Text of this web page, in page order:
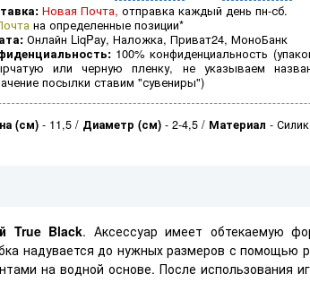
Новая Почта, отправка каждый день пн-сб.
на определенные позиции*
Онлайн LiqPay, Наложка, Приват24, МоноБанк
100% конфиденциальность (
или черную пленку, не указываем
посылки ставим "сувениры")
(см) - 11,5 Диаметр (см) - 2-4,5 Материал -
True Black. Аксессуар имеет обтекаемую
надувается до нужных размеров с помощью
на водной основе. После использования